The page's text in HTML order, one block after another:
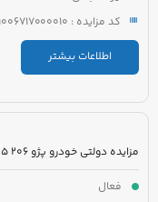
کد مزایده : 5221006717000010
اطلاعات بیشتر
فعال